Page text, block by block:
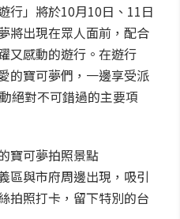
行」將於10月10日、11日
將出現在眾人面前，配合
又感動的遊行。在遊行
的寶可夢們，一邊享受派
絕對不可錯過的主要項
寶可夢拍照景點
區與市府周邊出現，吸引
拍照打卡，留下特別的台